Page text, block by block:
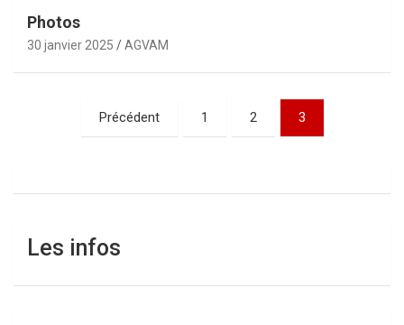
Photos
30 janvier 2025 AGVAM
PaginationPrécédent 1 2 3
Les infos